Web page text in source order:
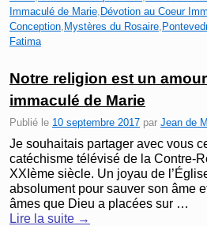
Immaculé de Marie, Dévotion au Coeur
Conception, Mystères du Rosaire,
Fatima
Notre religion est un
immaculé de Marie
Publié le 10 septembre 2017 par Jean de
Je souhaitais partager avec vous
catéchisme télévisé de la Contre-
XXIème siècle. Un joyau de
absolument pour sauver son âme
âmes que Dieu a placées sur …
Lire la suite →